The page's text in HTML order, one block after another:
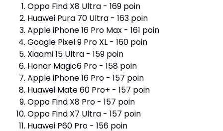
Oppo Find X8 Ultra - 169 poin
Huawei Pura 70 Ultra - 163 poin
Apple iPhone 16 Pro Max - 161 poin
Google Pixel 9 Pro XL - 160 poin
Xiaomi 15 Ultra - 159 poin
Honor Magic6 Pro - 158 poin
Apple iPhone 16 Pro - 157 poin
Huawei Mate 60 Pro+ - 157 poin
Oppo Find X8 Pro - 157 poin
Oppo Find X7 Ultra - 157 poin
Huawei P60 Pro - 156 poin